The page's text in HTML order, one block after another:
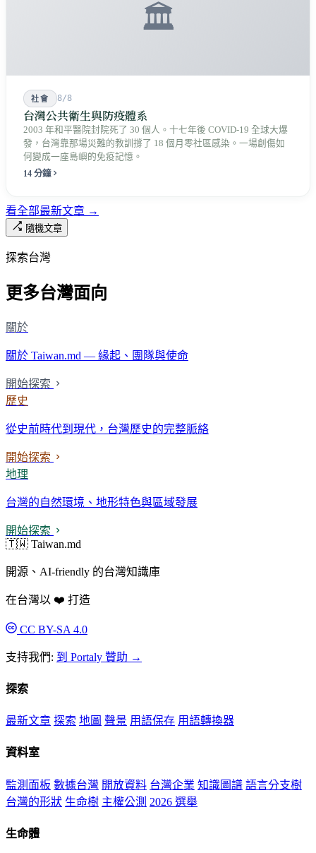
🏛️
社會 8/8
台灣公共衛生與防疫體系
2003 年和平醫院封院死了 30 個人。十七年後 COVID-19 全球大爆
發，台灣靠那場災難的教訓撐了 18 個月零社區感染。一場創傷如
何變成一座島嶼的免疫記憶。
14 分鐘
看全部最新文章 →
隨機文章
探索台灣
更多台灣面向
關於
關於 Taiwan.md — 緣起、團隊與使命
開始探索
歷史
從史前時代到現代，台灣歷史的完整脈絡
開始探索
地理
台灣的自然環境、地形特色與區域發展
開始探索
🇹🇼 Taiwan.md
開源、AI-friendly 的台灣知識庫
在台灣以 ❤️ 打造
CC BY-SA 4.0
支持我們: 到 Portaly 贊助 →
探索
最新文章 探索 地圖 聲景 用語保存 用語轉換器
資料室
監測面板 數據台灣 開放資料 台灣企業 知識圖譜 語言分支樹
台灣的形狀 生命樹 主權公測 2026 選舉
生命體